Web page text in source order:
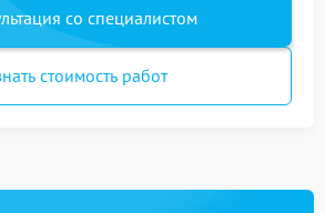
со специалистом
стоимость работ